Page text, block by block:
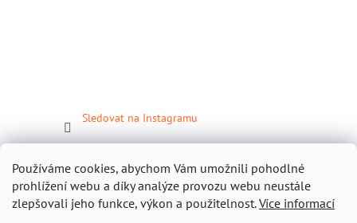
Používáme cookies, abychom Vám umožnili pohodlné
prohlížení webu a díky analýze provozu webu neustále
zlepšovali jeho funkce, výkon a použitelnost.Více informací
Sledovat na Instagramu
Facebook